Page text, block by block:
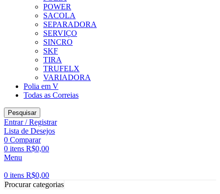
POWER
SACOLA
SEPARADORA
SERVIÇO
SINCRO
SKF
TIRA
TRUFELX
VARIADORA
Polia em V
Todas as Correias
Pesquisar
Entrar / Registrar
Lista de Desejos
0 Comparar
0 itens R$0,00
Menu
0 itens R$0,00
Procurar categorias